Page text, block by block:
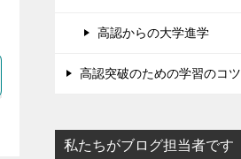
高認からの大学進学
高認突破のための学習のコツ
私たちがブログ担当者です